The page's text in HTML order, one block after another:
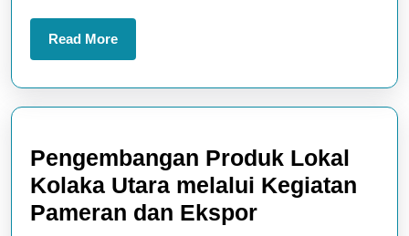
Read MoreRead
More
Pengembangan Produk Lokal
Kolaka Utara melalui Kegiatan
Pameran dan Ekspor